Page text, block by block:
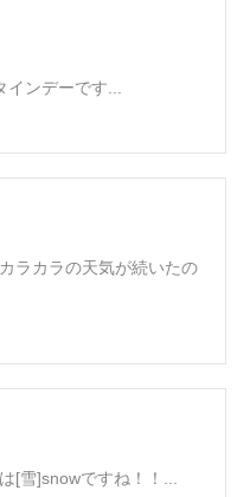
ンデーです...
ラカラの天気が続いたの
[雪]snowですね！！...